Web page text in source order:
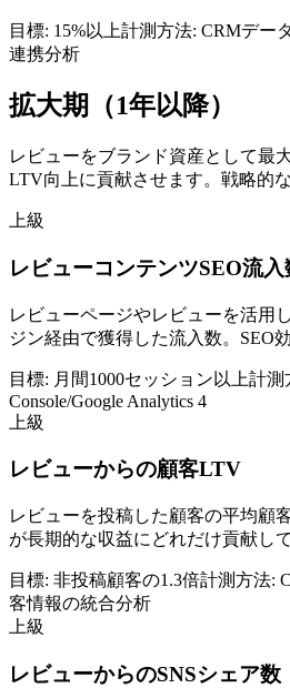
目標: 15%以上計測方法: CRMデー
連携分析
拡大期（1年以降）
レビューをブランド資産として最
LTV向上に貢献させます。戦略的
上級
レビューコンテンツSEO流入
レビューページやレビューを活用
ジン経由で獲得した流入数。SEO
目標: 月間1000セッション以上計測
Console/Google Analytics 4
上級
レビューからの顧客LTV
レビューを投稿した顧客の平均顧
が長期的な収益にどれだけ貢献し
目標: 非投稿顧客の1.3倍計測方法:
客情報の統合分析
上級
レビューからのSNSシェア数